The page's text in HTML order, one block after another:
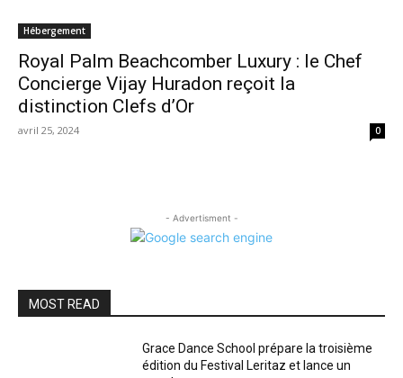
Hébergement
Royal Palm Beachcomber Luxury : le Chef
Concierge Vijay Huradon reçoit la
distinction Clefs d’Or
avril 25, 2024 0
- Advertisment -
MOST READ
Grace Dance School prépare la troisième
édition du Festival Leritaz et lance un